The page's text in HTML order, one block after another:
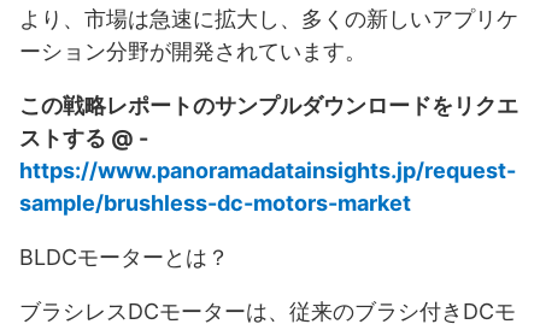
より、市場は急速に拡大し、多くの新しいアプリケ
ーション分野が開発されています。
この戦略レポートのサンプルダウンロードをリクエ
ストする @ -
https://www.panoramadatainsights.jp/request-
sample/brushless-dc-motors-market
BLDCモーターとは？
ブラシレスDCモーターは、従来のブラシ付きDCモ